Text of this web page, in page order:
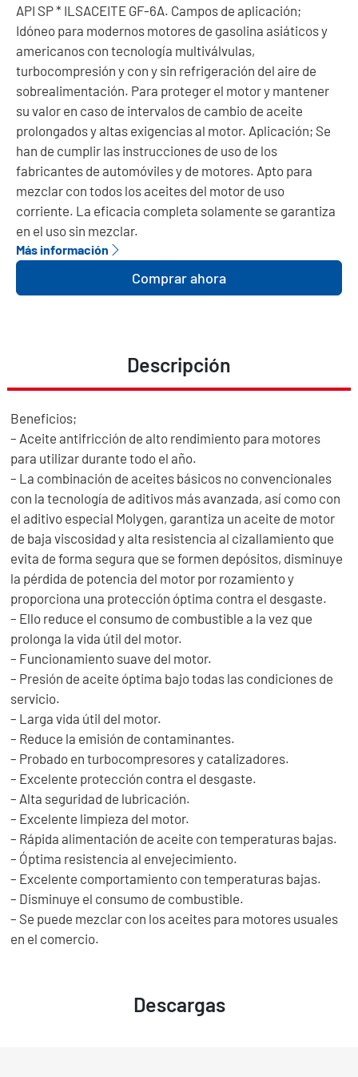
API SP * ILSACEITE GF-6A. Campos de aplicación;
Idóneo para modernos motores de gasolina asiáticos y
americanos con tecnología multiválvulas,
turbocompresión y con y sin refrigeración del aire de
sobrealimentación. Para proteger el motor y mantener
su valor en caso de intervalos de cambio de aceite
prolongados y altas exigencias al motor. Aplicación; Se
han de cumplir las instrucciones de uso de los
fabricantes de automóviles y de motores. Apto para
mezclar con todos los aceites del motor de uso
corriente. La eficacia completa solamente se garantiza
en el uso sin mezclar.
Más información
Comprar ahora
Descripción
Descargas
Beneficios;
– Aceite antifricción de alto rendimiento para motores
para utilizar durante todo el año.
– La combinación de aceites básicos no convencionales
con la tecnología de aditivos más avanzada, así como con
el aditivo especial Molygen, garantiza un aceite de motor
de baja viscosidad y alta resistencia al cizallamiento que
evita de forma segura que se formen depósitos, disminuye
la pérdida de potencia del motor por rozamiento y
proporciona una protección óptima contra el desgaste.
– Ello reduce el consumo de combustible a la vez que
prolonga la vida útil del motor.
– Funcionamiento suave del motor.
– Presión de aceite óptima bajo todas las condiciones de
servicio.
– Larga vida útil del motor.
– Reduce la emisión de contaminantes.
– Probado en turbocompresores y catalizadores.
– Excelente protección contra el desgaste.
– Alta seguridad de lubricación.
– Excelente limpieza del motor.
– Rápida alimentación de aceite con temperaturas bajas.
– Óptima resistencia al envejecimiento.
– Excelente comportamiento con temperaturas bajas.
– Disminuye el consumo de combustible.
– Se puede mezclar con los aceites para motores usuales
en el comercio.